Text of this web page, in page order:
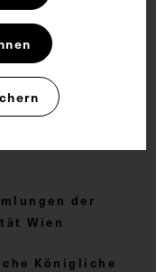
der
Wien
Königliche